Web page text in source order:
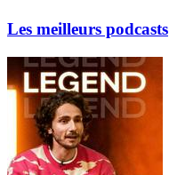
Les meilleurs podcasts